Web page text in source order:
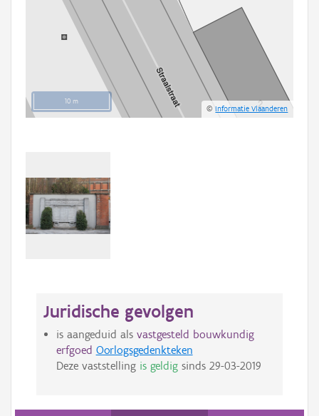
10 m
©Informatie Vlaanderen
Juridische gevolgen
is aangeduid als vastgesteld bouwkundig
erfgoed Oorlogsgedenkteken
Deze vaststelling is geldigsinds 29-03-2019